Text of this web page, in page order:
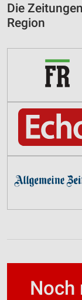
Die
Region
Noch